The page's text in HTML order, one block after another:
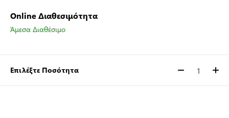
Online Διαθεσιμότητα
Άμεσα Διαθέσιμο
Επιλέξτε Ποσότητα Ποσότητα